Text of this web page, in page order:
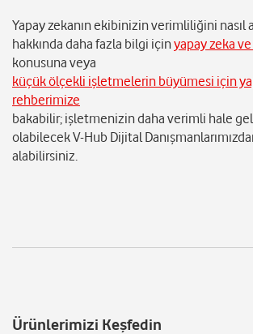
Yapay zekanın ekibinizin verimliliğini nasıl
hakkında daha fazla bilgi içinyapay zeka
konusuna veya
küçük ölçekli işletmelerin büyümesi için
rehberimize
bakabilir; işletmenizin daha verimli hale
olabilecek V-Hub Dijital
alabilirsiniz.
Ürünlerimizi Keşfedin